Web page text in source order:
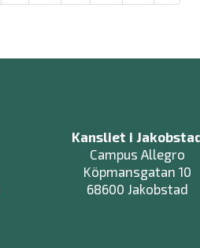
Kansliet i
Campus Allegro
Köpmansgatan 10
68600 Jakobstad